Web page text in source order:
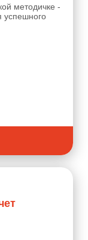
методичке -
успешного